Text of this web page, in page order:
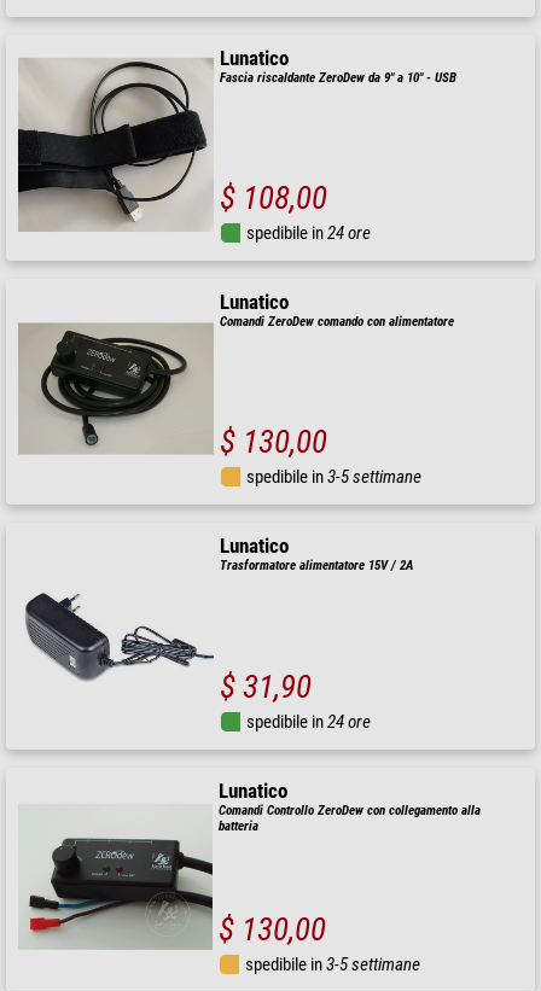
Lunatico
Fascia riscaldante ZeroDew da 9" a 10" - USB
$ 108,00
spedibile in24 ore
Lunatico
Comandi ZeroDew comando con alimentatore
$ 130,00
spedibile in3-5 settimane
Lunatico
Trasformatore alimentatore 15V / 2A
$ 31,90
spedibile in24 ore
Lunatico
Comandi Controllo ZeroDew con collegamento alla
batteria
$ 130,00
spedibile in3-5 settimane